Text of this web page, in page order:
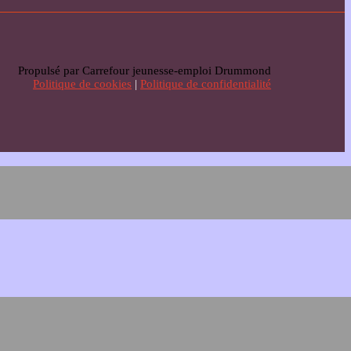
Propulsé par Carrefour jeunesse-emploi Drummond
Politique de cookies | Politique de confidentialité